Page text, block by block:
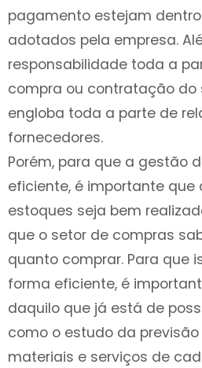
pagamento estejam
adotados pela empresa.
responsabilidade toda a
compra ou contratação
engloba toda a parte de
fornecedores.
Porém, para que a gestão
eficiente, é importante que
estoques seja bem
que o setor de compras
quanto comprar. Para que
forma eficiente, é
daquilo que já está de
como o estudo da
materiais e serviços de